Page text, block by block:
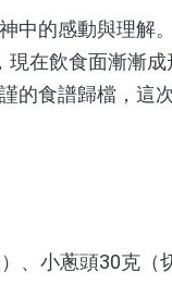
的感動與理解
在飲食面漸漸
的食譜歸檔，這
、小蔥頭30克（